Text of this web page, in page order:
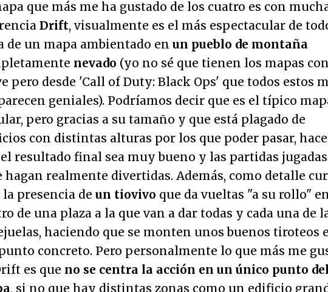
que más me ha gustado de los cuatro es con
Drift, visualmente es el más espectacular de
de un mapa ambientado en un pueblo de montaña
nevado (yo no sé que tienen los mapas con
pero desde 'Call of Duty: Black Ops' que todos estos
geniales). Podríamos decir que es el típico
pero gracias a su tamaño y que está plagado de
con distintas alturas por los que poder pasar,
resultado final sea muy bueno y las partidas
hagan realmente divertidas. Además, como detalle
la presencia de un tiovivo que da vueltas "a su rollo"
de una plaza a la que van a dar todas y cada una de
haciendo que se monten unos buenos tiroteos
concreto. Pero personalmente lo que más me
es que no se centra la acción en un único punto del
, si no que hay distintas zonas como un edificio